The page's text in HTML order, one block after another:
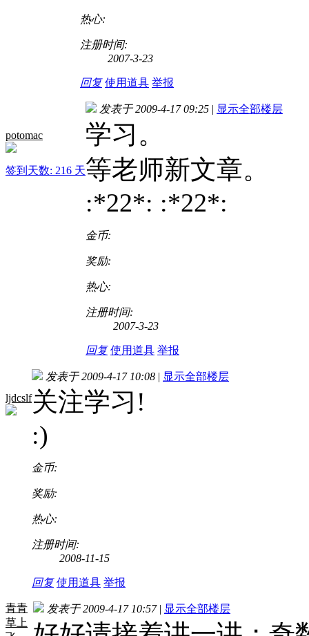
热心:
注册时间:
2007-3-23
回复 使用道具 举报
potomac
签到天数: 216 天
发表于 2009-4-17 09:25 | 显示全部楼层
学习。
等老师新文章。
:*22*: :*22*:
金币:
奖励:
热心:
注册时间:
2007-3-23
回复 使用道具 举报
ljdcslf
发表于 2009-4-17 10:08 | 显示全部楼层
关注学习!
:)
金币:
奖励:
热心:
注册时间:
2008-11-15
回复 使用道具 举报
青青
草上
发表于 2009-4-17 10:57 | 显示全部楼层